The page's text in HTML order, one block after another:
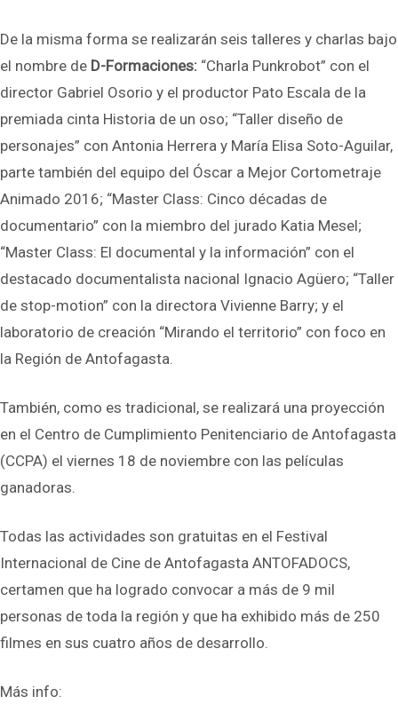
De la misma forma se realizarán seis talleres y charlas bajo
el nombre de D-Formaciones: “Charla Punkrobot” con el
director Gabriel Osorio y el productor Pato Escala de la
premiada cinta Historia de un oso; “Taller diseño de
personajes” con Antonia Herrera y María Elisa Soto-Aguilar,
parte también del equipo del Óscar a Mejor Cortometraje
Animado 2016; “Master Class: Cinco décadas de
documentario” con la miembro del jurado Katia Mesel;
“Master Class: El documental y la información” con el
destacado documentalista nacional Ignacio Agüero; “Taller
de stop-motion” con la directora Vivienne Barry; y el
laboratorio de creación “Mirando el territorio” con foco en
la Región de Antofagasta.
También, como es tradicional, se realizará una proyección
en el Centro de Cumplimiento Penitenciario de Antofagasta
(CCPA) el viernes 18 de noviembre con las películas
ganadoras.
Todas las actividades son gratuitas en el Festival
Internacional de Cine de Antofagasta ANTOFADOCS,
certamen que ha logrado convocar a más de 9 mil
personas de toda la región y que ha exhibido más de 250
filmes en sus cuatro años de desarrollo.
Más info: